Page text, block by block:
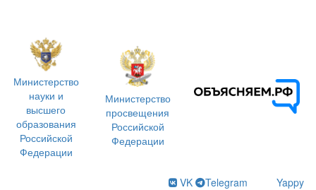
Министерство
науки и
высшего
образования
Российской
Федерации
Министерство
просвещения
Российской
Федерации
VK Telegram
Yappy